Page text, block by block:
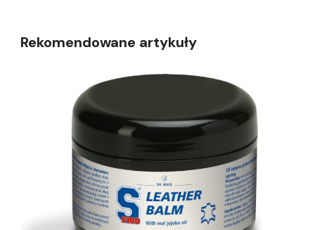
Rekomendowane artykuły